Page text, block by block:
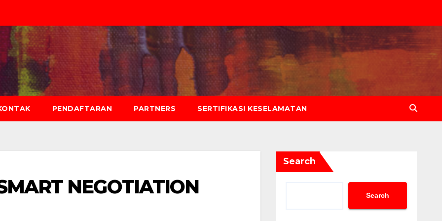
PENDAFTARAN PARTNERS SERTIFIKASI KESELAMATAN
NEGOTIATION
Search
Search